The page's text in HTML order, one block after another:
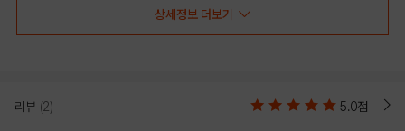
상세정보 더보기
리뷰 (2) 5.0점